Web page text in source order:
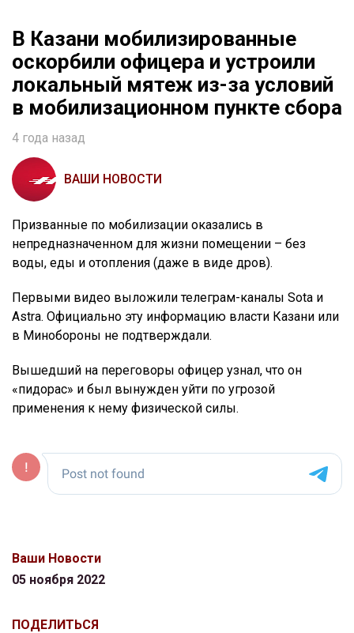
В Казани мобилизированные
оскорбили офицера и устроили
локальный мятеж из-за условий
в мобилизационном пункте сбора
4 года назад
ВАШИ НОВОСТИ
Призванные по мобилизации оказались в
непредназначенном для жизни помещении – без
воды, еды и отопления (даже в виде дров).
Первыми видео выложили телеграм-каналы Sota и
Astra. Официально эту информацию власти Казани или
в Минобороны не подтверждали.
Вышедший на переговоры офицер узнал, что он
«пидорас» и был вынужден уйти по угрозой
применения к нему физической силы.
Ваши Новости
05 ноября 2022
ПОДЕЛИТЬСЯ